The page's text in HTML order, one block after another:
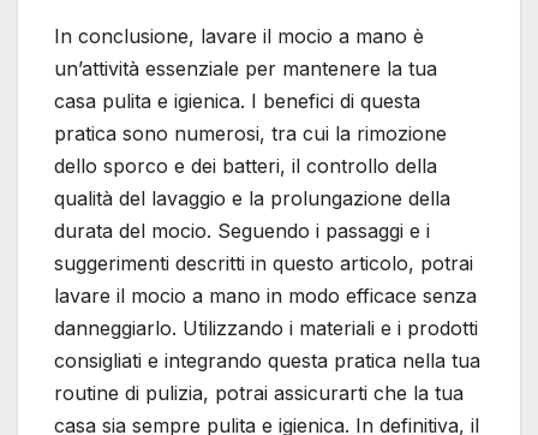
In conclusione, lavare il mocio a mano è
un’attività essenziale per mantenere la tua
casa pulita e igienica. I benefici di questa
pratica sono numerosi, tra cui la rimozione
dello sporco e dei batteri, il controllo della
qualità del lavaggio e la prolungazione della
durata del mocio. Seguendo i passaggi e i
suggerimenti descritti in questo articolo, potrai
lavare il mocio a mano in modo efficace senza
danneggiarlo. Utilizzando i materiali e i prodotti
consigliati e integrando questa pratica nella tua
routine di pulizia, potrai assicurarti che la tua
casa sia sempre pulita e igienica. In definitiva, il